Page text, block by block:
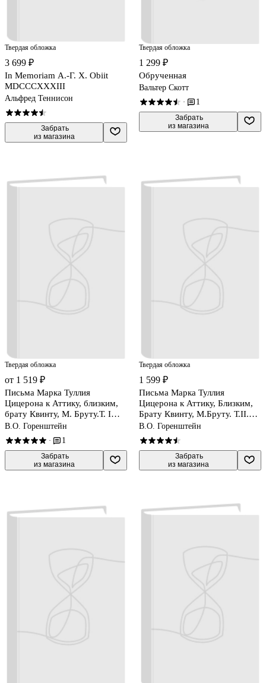
Твердая обложка
3 699 ₽
In Memoriam А.-Г. Х. Obiit
MDCCCXXXIII
Альфред Теннисон
Забрать
из магазина
Твердая обложка
1 299 ₽
Обрученная
Вальтер Скотт
· 1
Забрать
из магазина
Твердая обложка
от 1 519 ₽
Письма Марка Туллия
Цицерона к Аттику, близким,
брату Квинту, М. Бруту.Т. I
годы 68-51
В.О. Горенштейн
· 1
Забрать
из магазина
Твердая обложка
1 599 ₽
Письма Марка Туллия
Цицерона к Аттику, Близким,
Брату Квинту, М.Бруту. Т.II.
годы 51-46
В.О. Горенштейн
Забрать
из магазина